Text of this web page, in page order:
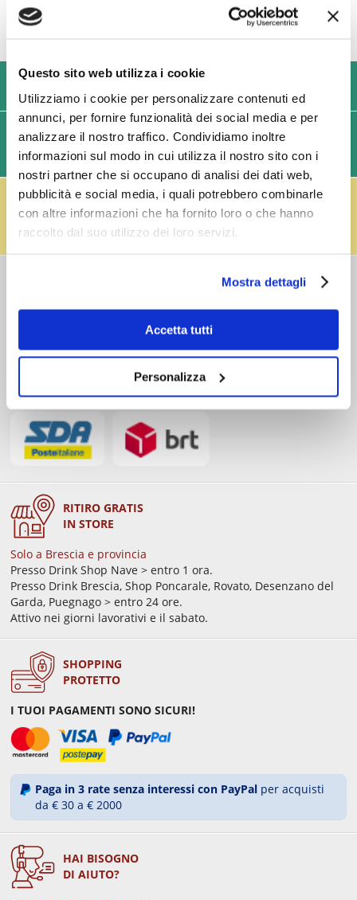
Questo sito web utilizza i cookie
Utilizziamo i cookie per personalizzare contenuti ed
annunci, per fornire funzionalità dei social media e per
analizzare il nostro traffico. Condividiamo inoltre
informazioni sul modo in cui utilizza il nostro sito con i
nostri partner che si occupano di analisi dei dati web,
pubblicità e social media, i quali potrebbero combinarle
con altre informazioni che ha fornito loro o che hanno
raccolto dal suo utilizzo dei loro servizi.
Mostra dettagli
Accetta tutti
Personalizza
SPEDIZIONI VELOCI IN 24/48/72 ORE (GIORNI
LAVORATIVI)
IL RESO FUSTI TI PREMIA!
Effettua il reso dei vuoti dei fusti Perfect Draft
(almeno 3 fusti) e ricevi un buono da € 5,00 per ogni
fusto,clicca qui.
GRATISsopra € 59,00
Spedizioni in 24/48/72 h (giorni lavorativi)
RITIRO GRATIS
IN STORE
Solo a Brescia e provincia
Presso Drink Shop Nave > entro 1 ora.
Presso Drink Brescia, Shop Poncarale, Rovato, Desenzano del
Garda, Puegnago > entro 24 ore.
Attivo nei giorni lavorativi e il sabato.
SHOPPING
PROTETTO
I TUOI PAGAMENTI SONO SICURI!
Paga in 3 rate senza interessi con PayPal per acquisti
da € 30 a € 2000
HAI BISOGNO
DI AIUTO?